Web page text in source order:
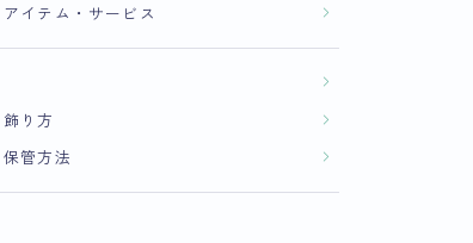
アイテム・サービス
飾り方
保管方法